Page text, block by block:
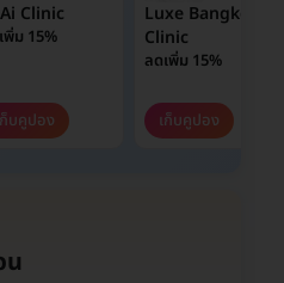
Clinic
พิ่ม 15%
บคูปอง
Luxe Bangkok
Clinic
ลดเพิ่ม 15%
เก็บคูปอง
น